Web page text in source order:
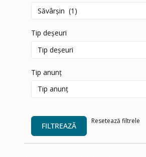
Tip deșeuri
Tip anunț
FILTREAZĂ
Resetează filtrele